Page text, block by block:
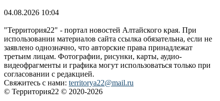
04.08.2026 10:04
"Территория22" - портал новостей Алтайского края. При
использовании материалов сайта ссылка обязательна, если не
заявлено однозначно, что авторские права принадлежат
третьим лицам. Фотографии, рисунки, карты, аудио-
видеофрагменты и графика могут использоваться только при
согласовании с редакцией.
Свяжитесь с нами: territorya22@mail.ru
© Территория22 © 2020-2026